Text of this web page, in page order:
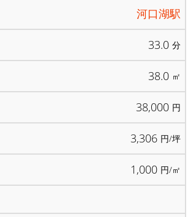
河口湖駅
33.0 分
38.0 ㎡
38,000 円
3,306 円/坪
1,000 円/㎡